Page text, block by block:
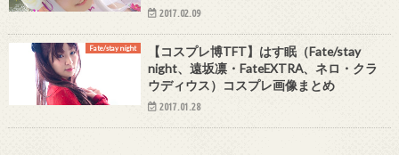
2017.02.09
Fate/stay night
【コスプレ博TFT】はす眠（Fate/stay
night、遠坂凛・FateEXTRA、ネロ・クラ
ウディウス）コスプレ画像まとめ
2017.01.28